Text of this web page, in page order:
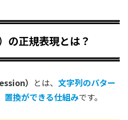
の正規表現とは？
） とは、 文字列のパター
置換ができる仕組みです。